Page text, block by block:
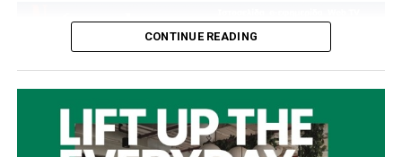
CONTINUE READING